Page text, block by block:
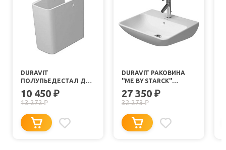
DURAVIT
ПОЛУПЬЕДЕСТАЛ ДЛЯ
РАКОВИНЫ ME BY
STARCK 0858400000
10 450 ₽
13 272₽
DURAVIT РАКОВИНА
"ME BY STARCK"
2335650000 65 СМ
27 350 ₽
32 273₽